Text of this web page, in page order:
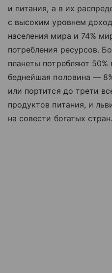
и питания, а в их
с высоким уровнем
населения мира и 74%
потребления ресурсов.
планеты потребляют
беднейшая половина —
или портится до трети
продуктов питания, и
на совести богатых стран.